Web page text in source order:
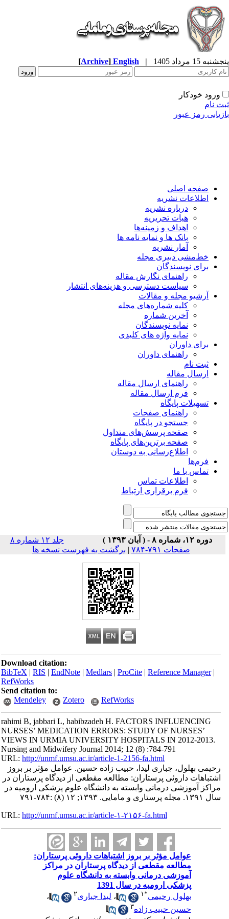
15 مرداد 1405 |
English
[Archive]
ورود خودکار
نام
رمز عبور
صفحه اصلی
اطلاعات نشریه
درباره نشریه
هیات تحریریه
اهداف و زمینه‌ها
بانک ها و نمایه نامه ها
آمار نشریه
خط‌مشی دبیری مجله
برای نویسندگان
راهنمای نگارش مقاله
سیاست دسترسی و هزینه‌های انتشار
آرشیو مجله و مقالات
کلیه شماره‌های مجله
آخرین شماره
نمایه نویسندگان
نمایه واژه های کلیدی
برای داوران
راهنمای داوران
ثبت نام
ارسال مقاله
راهنمای ارسال مقاله
فرم ارسال مقاله
تسهیلات پایگاه
راهنمای صفحات
جستجو در پایگاه
صفحه پرسش‌های متداول
صفحه برترین‌های پایگاه
اطلاع‌رسانی به دوستان
فرم‌ها
تماس با ما
اطلاعات تماس
فرم برقراری ارتباط
دوره ۱۲، شماره ۸ - ( آبان ۱۳۹۳ )
جلد ۱۲ شماره ۸
صفحات ۷۹۱-۷۸۴
|برگشت به فهرست نسخه ها
Download citation:
BibTeX|RIS|EndNote|Medlars|ProCite|Reference Manager
RefWorks
Send citation to:
Mendeley
Zotero RefWorks
rahimi B, jabbari L, habibzadeh H. FACTORS INFLUENCING
NURSES’ MEDICATION ERRORS: STUDY OF NURSES’
VIEWS IN URMIA UNIVERSITY HOSPITALS IN 2012-2013.
Nursing and Midwifery Journal 2014; 12 (8) :784-791
URL:http://unmf.umsu.ac.ir/article-1-2156-fa.html
رحیمی بهلول، جباری لیدا، حبیب زاده حسین. عوامل مؤثر بر بروز
اشتباهات داروئی پرستاران: مطالعه مقطعی از دیدگاه پرستاران در
مراکز آموزشی درمانی وابسته به دانشگاه علوم پزشکی ارومیه در
سال ۱۳۹۱. مجله پرستاری و مامایی. ۱۳۹۳; ۱۲ (۸) :۷۸۴-۷۹۱
URL:http://unmf.umsu.ac.ir/article-۱-۲۱۵۶-fa.html
عوامل مؤثر بر بروز اشتباهات داروئی پرستاران:
مطالعه مقطعی از دیدگاه پرستاران در مراکز
آموزشی درمانی وابسته به دانشگاه علوم
پزشکی ارومیه در سال 1391
بهلول رحیمی
۱ ،لیدا جباری۲
،
حسین حبیب زاده